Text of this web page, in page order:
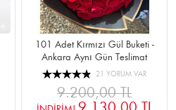
101 Adet Kırmızı Gül Buketi -
Ankara Aynı Gün Teslimat
21 YORUM VAR
9.200,00 TL